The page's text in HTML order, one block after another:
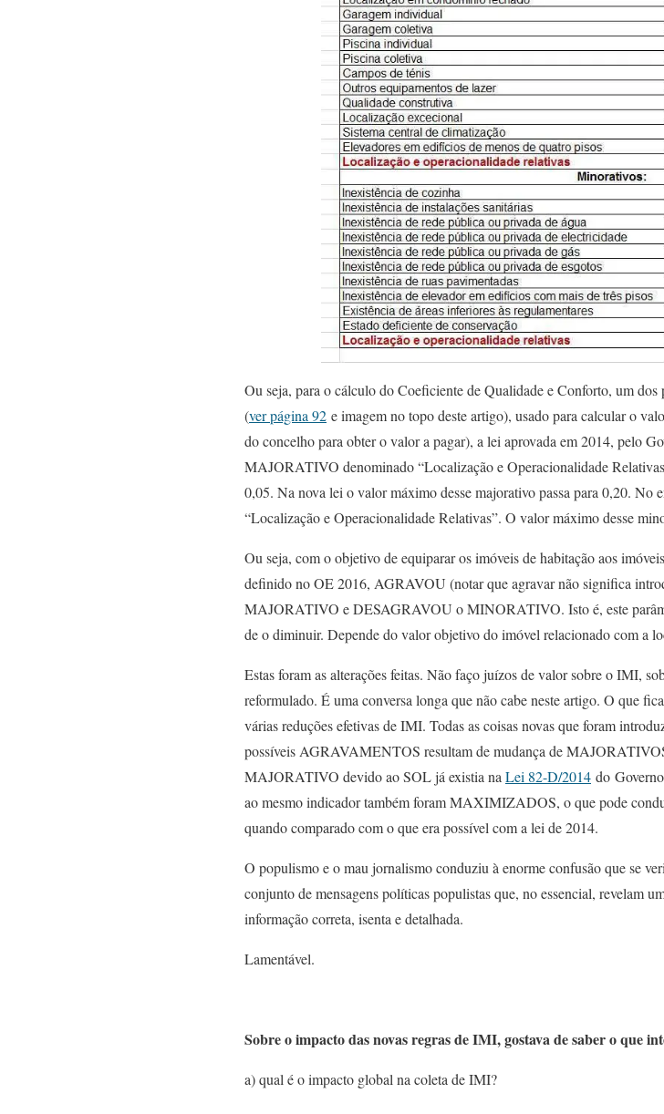
Ou seja, para o cálculo do Coeficiente de Qualidade e Conforto, um
(ver página 92 e imagem no topo deste artigo), usado para calcular o
do concelho para obter o valor a pagar), a lei aprovada em 2014, pelo
MAJORATIVO denominado “Localização e Operacionalidade
0,05. Na nova lei o valor máximo desse majorativo passa para 0,20.
“Localização e Operacionalidade Relativas”. O valor máximo desse
Ou seja, com o objetivo de equiparar os imóveis de habitação aos
definido no OE 2016, AGRAVOU (notar que agravar não significa
MAJORATIVO e DESAGRAVOU o MINORATIVO. Isto é, este
de o diminuir. Depende do valor objetivo do imóvel relacionado com a
Estas foram as alterações feitas. Não faço juízos de valor sobre o IMI,
reformulado. É uma conversa longa que não cabe neste artigo. O que
várias reduções efetivas de IMI. Todas as coisas novas que foram
possíveis AGRAVAMENTOS resultam de mudança de
MAJORATIVO devido ao SOL já existia na Lei 82-D/2014 do
ao mesmo indicador também foram MAXIMIZADOS, o que pode
quando comparado com o que era possível com a lei de 2014.
O populismo e o mau jornalismo conduziu à enorme confusão que se
conjunto de mensagens políticas populistas que, no essencial, revelam
informação correta, isenta e detalhada.
Lamentável.
Sobre o impacto das novas regras de IMI, gostava de saber o que
a) qual é o impacto global na coleta de IMI?